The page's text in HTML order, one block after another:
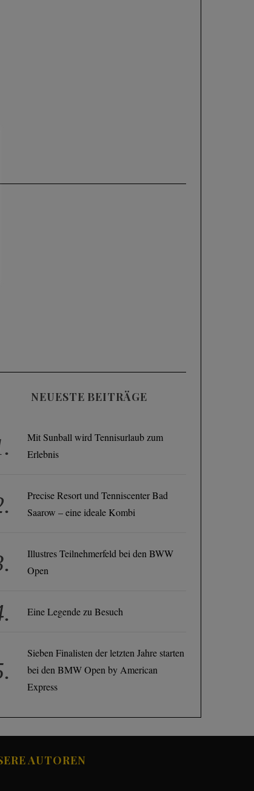
NEUESTE BEITRÄGE
Mit Sunball wird Tennisurlaub zum
Erlebnis
Precise Resort und Tenniscenter Bad
Saarow – eine ideale Kombi
Illustres Teilnehmerfeld bei den BWW
Open
Eine Legende zu Besuch
Sieben Finalisten der letzten Jahre starten
bei den BMW Open by American
Express
AUTOREN